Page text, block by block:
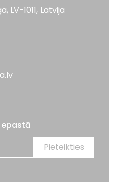
LV-1011, Latvija
epastā